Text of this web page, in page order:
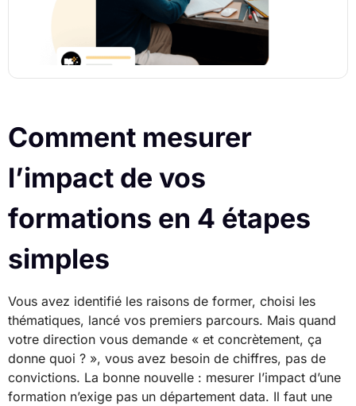
Comment mesurer
l’impact de vos
formations en 4 étapes
simples
Vous avez identifié les raisons de former, choisi les
thématiques, lancé vos premiers parcours. Mais quand
votre direction vous demande « et concrètement, ça
donne quoi ? », vous avez besoin de chiffres, pas de
convictions. La bonne nouvelle : mesurer l’impact d’une
formation n’exige pas un département data. Il faut une